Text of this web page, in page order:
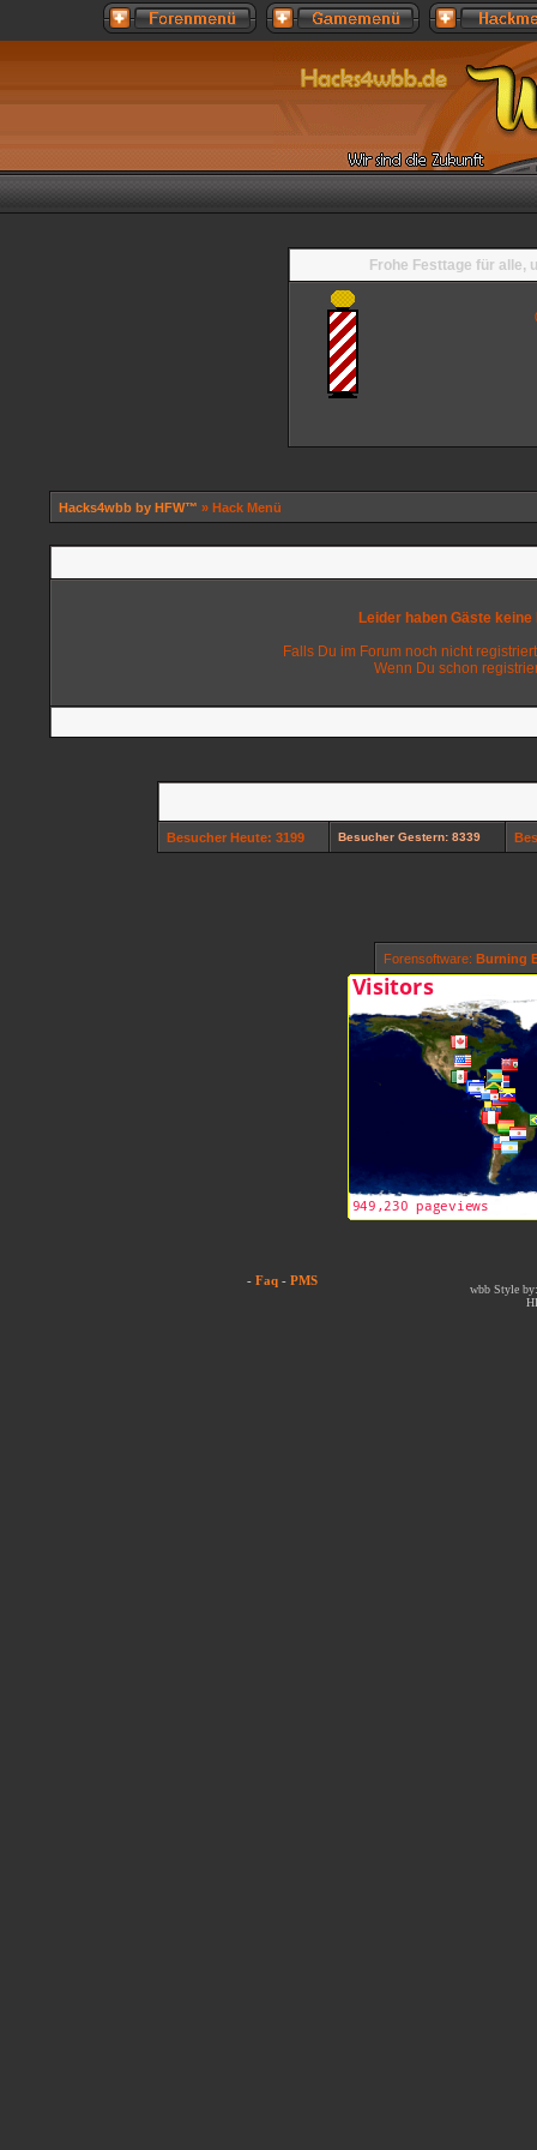
Frohe Festtage für alle,
Hacks4wbb by HFW™ » Hack Menü
Leider haben Gäste
Falls Du im Forum noch nicht
Wenn Du schon
Besucher Heute: 3199 Besucher Gestern: 8339
Forensoftware: Burning
- Faq - PMS
wbb Style